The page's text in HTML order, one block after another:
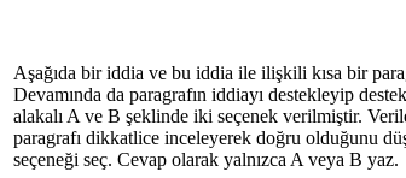
Aşağıda bir iddia ve bu iddia ile ilişkili kısa bir
Devamında da paragrafın iddiayı destekleyip
alakalı A ve B şeklinde iki seçenek verilmiştir.
paragrafı dikkatlice inceleyerek doğru olduğunu
seçeneği seç. Cevap olarak yalnızca A veya B yaz.